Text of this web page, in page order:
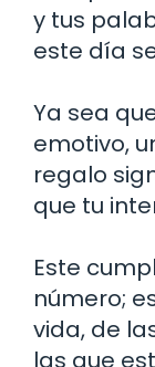
y tus
este día
Ya sea
emotivo,
regalo
que tu
Este
número;
vida, de
las que